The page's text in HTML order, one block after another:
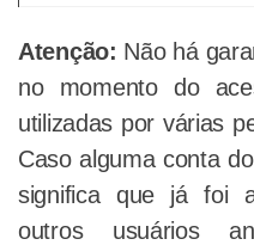
Atenção: Não há
no momento do
utilizadas por várias
Caso alguma conta do
significa que já foi
outros usuários